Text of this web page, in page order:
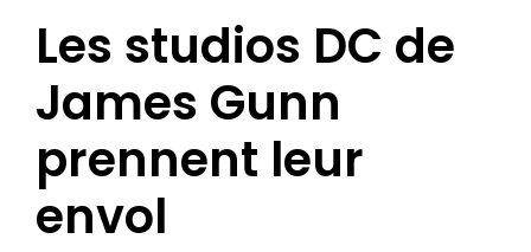
Les studios DC de
James Gunn
prennent leur
envol